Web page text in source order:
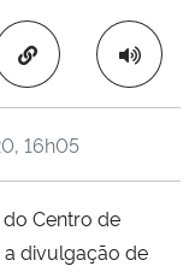
Copiar para área
16h05
Centro de
divulgação de